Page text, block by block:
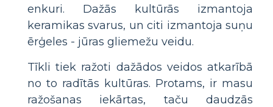
enkuri. Dažās kultūrās izmantoja
keramikas svarus, un citi izmantoja suņu
ērģeles - jūras gliemežu veidu.
Tīkli tiek ražoti dažādos veidos atkarībā
no to radītās kultūras. Protams, ir masu
ražošanas iekārtas, taču daudzās